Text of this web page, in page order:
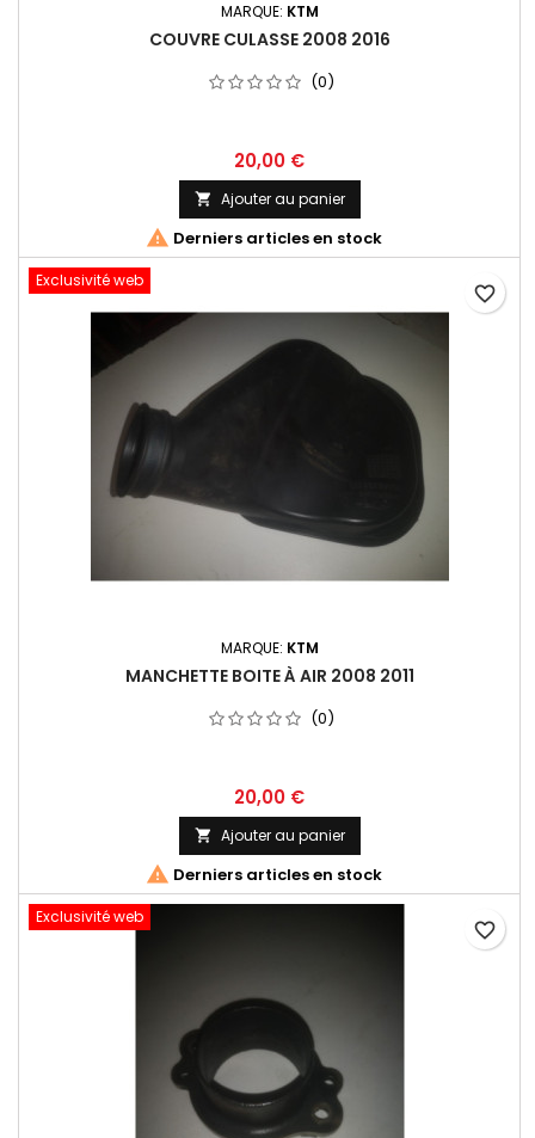
MARQUE: KTM
COUVRE CULASSE 2008 2016
(0)
20,00 €
 Ajouter au panier
 Derniers articles en stock
Exclusivité web
MARQUE: KTM
MANCHETTE BOITE À AIR 2008 2011
(0)
20,00 €
 Ajouter au panier
 Derniers articles en stock
favorite_border
Exclusivité web
favorite_border